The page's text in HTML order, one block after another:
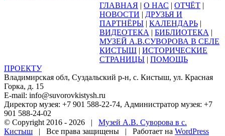
ГЛАВНАЯ | О НАС | ОТЧЁТ |
НОВОСТИ | ДРУЗЬЯ И
ПАРТНЁРЫ | КАЛЕНДАРЬ |
ВИДЕОТЕКА | БИБЛИОТЕКА |
МУЗЕЙ А.В.СУВОРОВА В СЕЛЕ
КИСТЫШ | ИСТОРИЧЕСКИЕ
СТРАНИЦЫ | ПОМОЩЬ
ПРОЕКТУ
Владимирская обл, Суздальский р-н, с. Кистыш, ул. Красная
Горка, д. 15
E-mail: info@suvorovkistysh.ru
Директор музея: +7 901 588-22-74, Администратор музея: +7
901 588-24-02
© Copyright 2016 - 2026 | Музей А.В. Суворова в с.
Кистыш | Все права защищены | Работает на WordPress